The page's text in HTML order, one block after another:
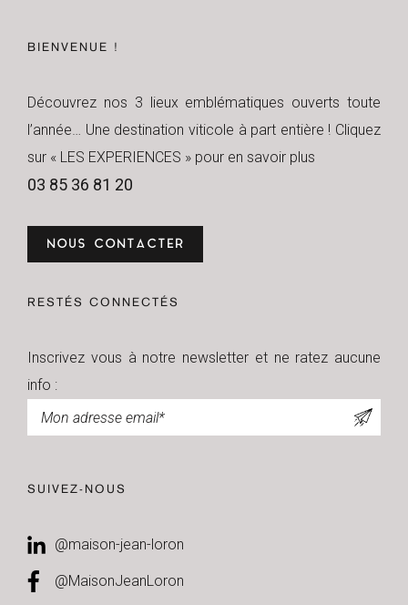
BIENVENUE !
Découvrez nos 3 lieux emblématiques ouverts toute
l’année… Une destination viticole à part entière ! Cliquez
sur « LES EXPERIENCES » pour en savoir plus
03 85 36 81 20
NOUS CONTACTER
RESTÉS CONNECTÉS
Inscrivez vous à notre newsletter et ne ratez aucune
info :
SUIVEZ-NOUS
@maison-jean-loron
@MaisonJeanLoron